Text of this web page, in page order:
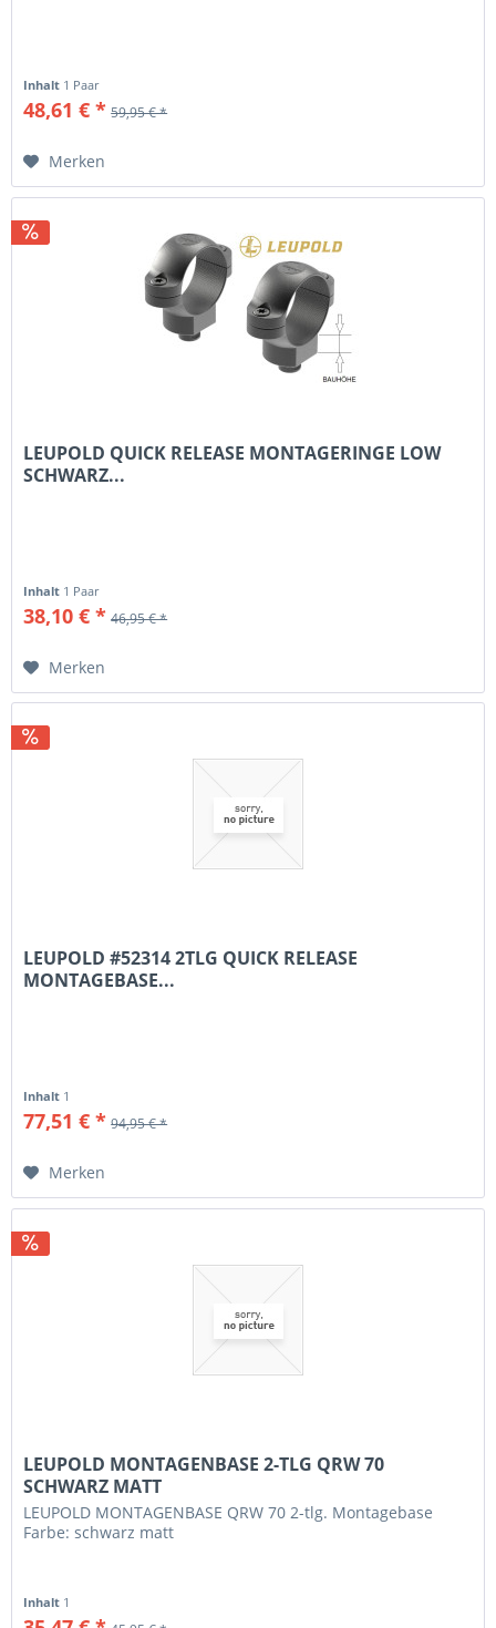
Inhalt 1 Paar
48,61 € * 59,95 € *
Merken
LEUPOLD QUICK RELEASE MONTAGERINGE LOW
SCHWARZ...
Inhalt 1 Paar
38,10 € * 46,95 € *
Merken
LEUPOLD #52314 2TLG QUICK RELEASE
MONTAGEBASE...
Inhalt 1
77,51 € * 94,95 € *
Merken
LEUPOLD MONTAGENBASE 2-TLG QRW 70
SCHWARZ MATT
LEUPOLD MONTAGENBASE QRW 70 2-tlg. Montagebase
Farbe: schwarz matt
Inhalt 1